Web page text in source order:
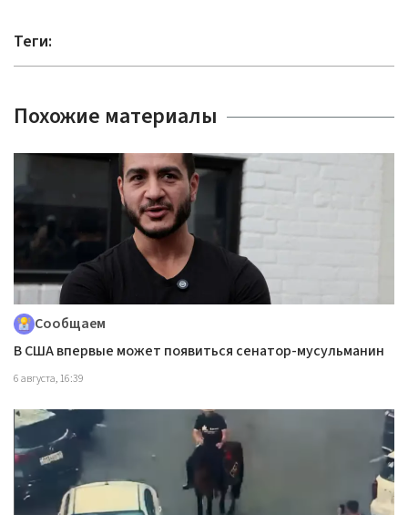
Теги:
Похожие материалы
Сообщаем
В США впервые может появиться сенатор-мусульманин
6 августа, 16:39